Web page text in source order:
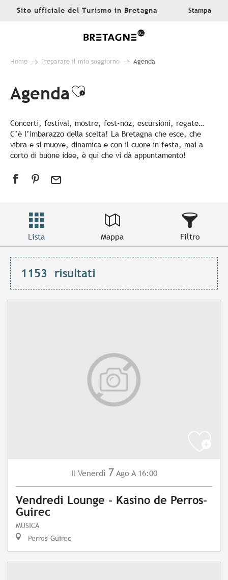
AllerSito ufficiale del Turismo in Bretagna Stampa
Home Preparare il mio soggiorno Agenda
AgendaAjouter aux favoris
Concerti, festival, mostre, fest-noz, escursioni, regate…
C’è l’imbarazzo della scelta! La Bretagna che esce, che
vibra e si muove, dinamica e con il cuore in festa, mai a
corto di buone idee, è qui che vi dà appuntamento!
Lista Mappa Filtro
1153 risultati
Il Venerdì 7 Ago A 16:00
Vendredi Lounge - Kasino de Perros-
Guirec
MUSICA
Perros-Guirec